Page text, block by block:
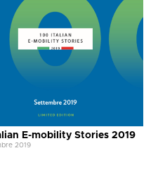
E-mobility Stories 2019
2019